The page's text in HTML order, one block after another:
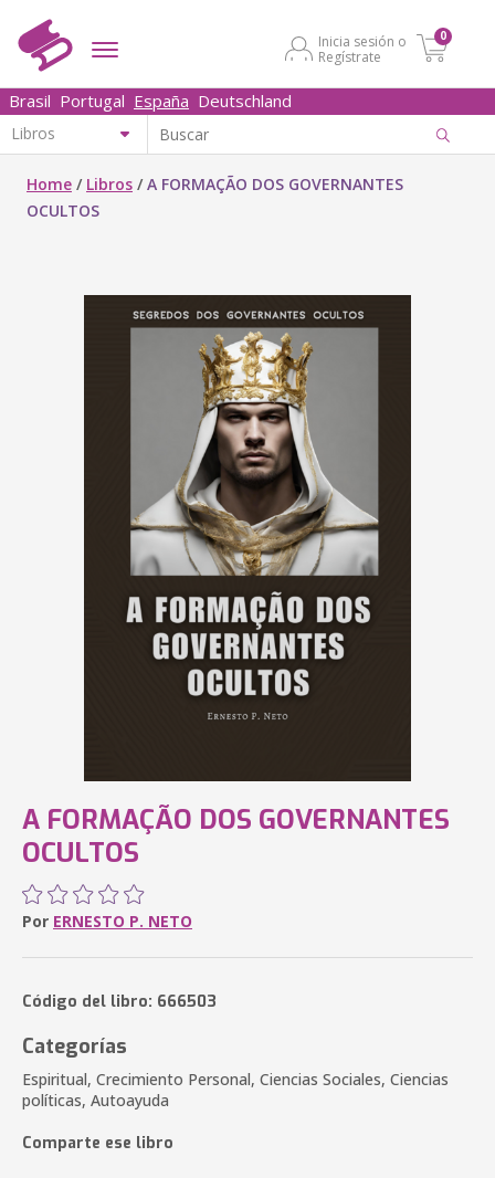
Inicia sesión o
Regístrate
0
Brasil Portugal España Deutschland
Home / Libros /A FORMAÇÃO DOS GOVERNANTES
OCULTOS
A FORMAÇÃO DOS GOVERNANTES
OCULTOS
Por ERNESTO P. NETO
Código del libro: 666503
Categorías
Espiritual, Crecimiento Personal, Ciencias Sociales, Ciencias
políticas, Autoayuda
Comparte ese libro